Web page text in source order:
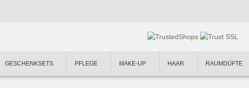
GESCHENKSETS PFLEGE MAKE-UP HAAR RAUMDÜFTE